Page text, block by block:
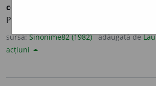
coci
INSULĂ PLUTITOARE.
PLAVIE.
sursa:Sinonime82 (1982) adăugată de
acțiuni